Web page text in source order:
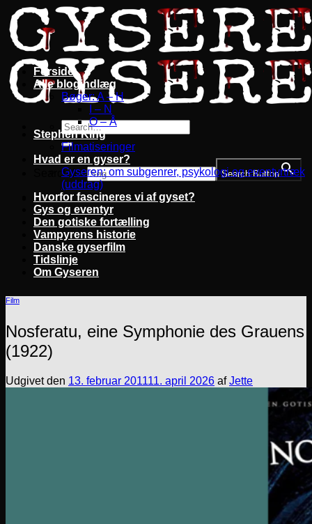
Fortsæt
til
indhold
Search for: Search Button
Forside
Alle blogindlæg
Bøger: A – H
I – N
O – Å
Stephen King
Filmatiseringer
Hvad er en gyser?
Gyseren: om subgenrer, psykologi og eventyrtræk
(uddrag)
Hvorfor fascineres vi af gyset?
Gys og eventyr
Den gotiske fortælling
Vampyrens historie
Danske gyserfilm
Tidslinje
Om Gyseren
Film
Nosferatu, eine Symphonie des Grauens
(1922)
Udgivet den 13. februar 201111. april 2026 afJette